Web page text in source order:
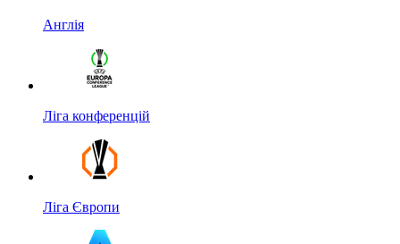
Англія
Ліга конференцій
Ліга Європи